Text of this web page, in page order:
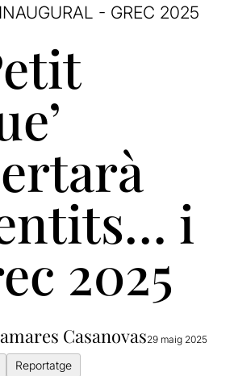
- GREC 2025
i
2025
Casanovas29 maig 2025
Reportatge